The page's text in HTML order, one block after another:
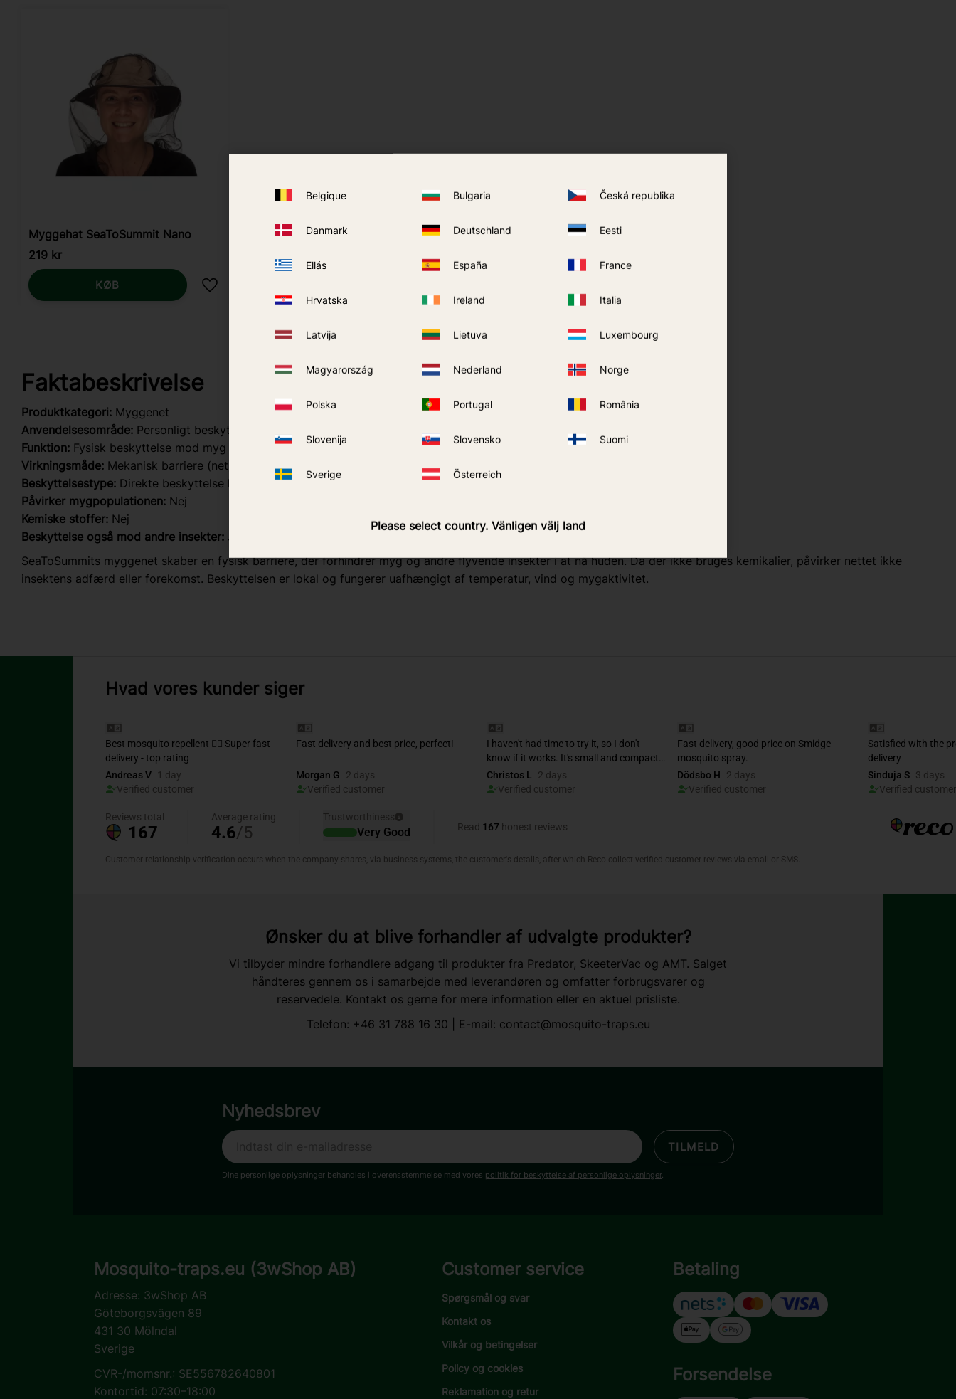
Belgique Bulgaria Česká republika
Danmark Deutschland Eesti
Ellás España France
Hrvatska Ireland Italia
Latvija Lietuva Luxembourg
Magyarország Nederland Norge
Polska Portugal România
Slovenija Slovensko Suomi
Sverige Österreich
Please select country. Vänligen välj land
Myggehat SeaToSummit Nano
219 kr
Gem som favorit
KØB
Faktabeskrivelse
Produktkategori: Myggenet
Anvendelsesområde: Personligt beskyttelse / hvile og søvn
Funktion: Fysisk beskyttelse mod myg og flyvende insekter
Virkningsmåde: Mekanisk barriere (net)
Beskyttelsestype: Direkte beskyttelse hvor man opholder sig
Påvirker mygpopulationen: Nej
Kemiske stoffer: Nej
Beskyttelse også mod andre insekter: Ja (f.eks. knott og svirrefluer)
SeaToSummits myggenet skaber en fysisk barriere, der forhindrer myg og andre flyvende insekter i at nå huden. Da der ikke bruges kemikalier, påvirker nettet ikke
insektens adfærd eller forekomst. Beskyttelsen er lokal og fungerer uafhængigt af temperatur, vind og mygaktivitet.
Hvad vores kunder siger
Ønsker du at blive forhandler af udvalgte produkter?
Vi tilbyder mindre forhandlere adgang til produkter fra Predator, SkeeterVac og AMT. Salget
håndteres gennem os i samarbejde med leverandøren og omfatter forbrugsvarer og
reservedele. Kontakt os gerne for mere information eller en aktuel prisliste.
Telefon: +46 31 788 16 30 | E-mail: contact@mosquito-traps.eu
Nyhedsbrev
TILMELD
Dine personlige oplysninger behandles i overensstemmelse med vores politik for beskyttelse af personlige oplysninger.
Mosquito-traps.eu (3wShop AB)
Adresse: 3wShop AB
Göteborgsvägen 89
431 30 Mölndal
Sverige
CVR-/momsnr.: SE556782640801
Kontortid: 07:30–18:00
Customer service
Spørgsmål og svar
Kontakt os
Vilkår og betingelser
Policy og cookies
Reklamation og retur
Betaling
Forsendelse